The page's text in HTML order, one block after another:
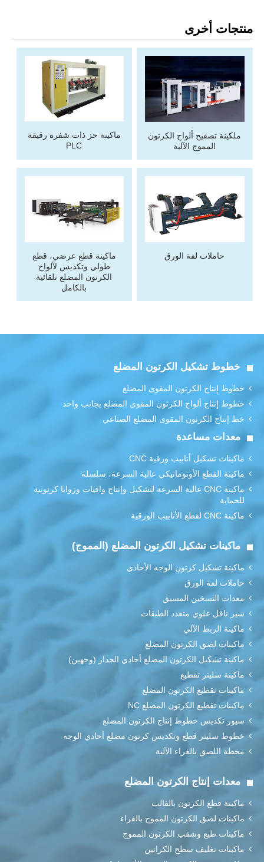
منتجات أخرى
ملكينة تصفيح ألواح الكرتون
المموج الآلية
ماكينة حز ذات شفرة رقيقة
PLC
حاملات لفة الورق
ماكينة قطع عرضي، قطع
طولي وتكديس لألواح
الكرتون المضلع تلقائية
بالكامل
خطوط تشكيل الكرتون المضلع
خطوط إنتاج الكرتون المقوى المضلع
خطوط إنتاج ألواح الكرتون المقوى المضلع بجانب واحد
خط إنتاج الكرتون المقوى المضلع الصناعي
معدات مساعدة
ماكينات تشكيل أنابيب ورقية CNC
ماكينة القطع الأوتوماتيكي عالية السرعة، سلسلة
ماكينة CNC عالية السرعة لتشكيل وإنتاج واقيات وزوايا كرتونية
للحماية
ماكينة CNC لقطع الأنابيب الورقية
ماكينات تشكيل الكرتون المضلع (المموج)
ماكينة تشكيل كرتون الوجه الأحادي
حاملات لفة الورق
معدات التسخين المسبق
سير ناقل علوي متعدد الطبقات
ماكينة الربط الآلي
ماكينات لصق الكرتون المضلع
ماكينة تشكيل الكرتون المضلع أحادي الجدار (وجهين)
ماكينة سليتر تقطيع
ماكينات تقطيع الكرتون المضلع
ماكينات تقطيع الكرتون المضلع NC
سيور تكديس خطوط إنتاج الكرتون المضلع
خطوط سليتر قطع وتكديس كرتون مضلع أحادي الوجه
محطة اللصق بالغراء الآلية
معدات إنتاج الكرتون المضلع
ماكينة قطع الكرتون بالقالب
ماكينات لصق الكرتون المموج بالغراء
ماكينات طبع وشقب الكرتون المموج
ماكينات تغليف سطح الكراتين